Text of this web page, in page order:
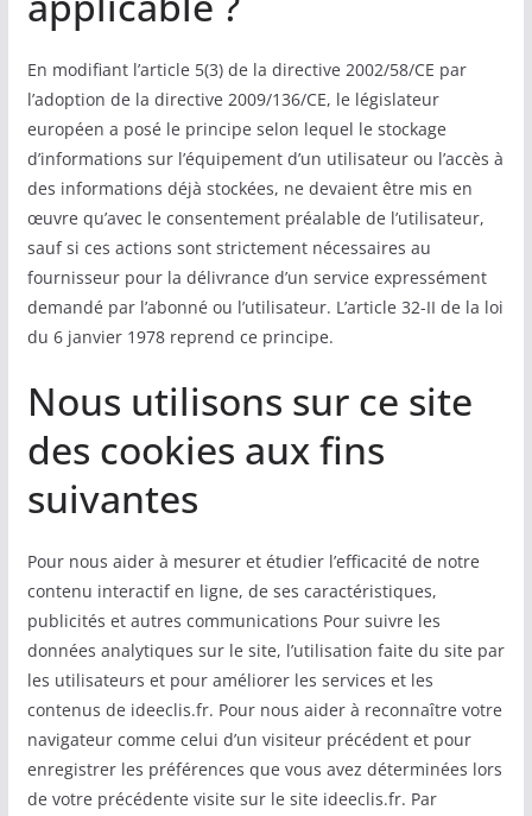
En modifiant l’article 5(3) de la directive 2002/58/CE par
l’adoption de la directive 2009/136/CE, le législateur
européen a posé le principe selon lequel le stockage
d’informations sur l’équipement d’un utilisateur ou l’accès à
des informations déjà stockées, ne devaient être mis en
œuvre qu’avec le consentement préalable de l’utilisateur,
sauf si ces actions sont strictement nécessaires au
fournisseur pour la délivrance d’un service expressément
demandé par l’abonné ou l’utilisateur. L’article 32-II de la loi
du 6 janvier 1978 reprend ce principe.
Nous utilisons sur ce site
des cookies aux fins
suivantes
Pour nous aider à mesurer et étudier l’efficacité de notre
contenu interactif en ligne, de ses caractéristiques,
publicités et autres communications Pour suivre les
données analytiques sur le site, l’utilisation faite du site par
les utilisateurs et pour améliorer les services et les
contenus de ideeclis.fr. Pour nous aider à reconnaître votre
navigateur comme celui d’un visiteur précédent et pour
enregistrer les préférences que vous avez déterminées lors
de votre précédente visite sur le site ideeclis.fr. Par